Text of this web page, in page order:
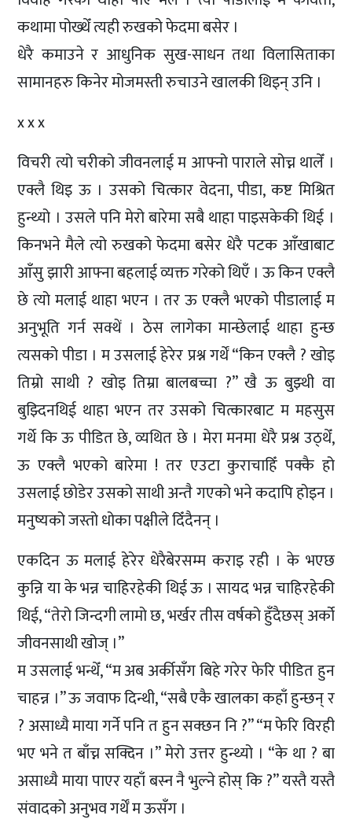
कथामा पोख्थेँ त्यही रुखको फेदमा बसेर ।
धेरै कमाउने र आधुनिक सुख-साधन तथा विलासिताका
सामानहरु किनेर मोजमस्ती रुचाउने खालकी थिइन् उनि ।
x x x
विचरी त्यो चरीको जीवनलाई म आफ्नो पाराले सोच्न थालेँ ।
एक्लै थिइ ऊ । उसको चित्कार वेदना, पीडा, कष्ट मिश्रित
हुन्थ्यो । उसले पनि मेरो बारेमा सबै थाहा पाइसकेकी थिई ।
किनभने मैले त्यो रुखको फेदमा बसेर धेरै पटक आँखाबाट
आँसु झारी आफ्ना बहलाई व्यक्त गरेको थिएँ । ऊ किन एक्लै
छे त्यो मलाई थाहा भएन । तर ऊ एक्लै भएको पीडालाई म
अनुभूति गर्न सक्थें । ठेस लागेका मान्छेलाई थाहा हुन्छ
त्यसको पीडा । म उसलाई हेरेर प्रश्न गर्थें “किन एक्लै ? खोइ
तिम्रो साथी ? खोइ तिम्रा बालबच्चा ?” खै ऊ बुझ्थी वा
बुझ्दिनथिई थाहा भएन तर उसको चित्कारबाट म महसुस
गर्थे कि ऊ पीडित छे, व्यथित छे । मेरा मनमा धेरै प्रश्न उठ्थेँ,
ऊ एक्लै भएको बारेमा ! तर एउटा कुराचाहिँ पक्कै हो
उसलाई छोडेर उसको साथी अन्तै गएको भने कदापि होइन ।
मनुष्यको जस्तो धोका पक्षीले दिँदैनन् ।
एकदिन ऊ मलाई हेरेर धेरैबेरसम्म कराइ रही । के भएछ
कुन्नि या के भन्न चाहिरहेकी थिई ऊ । सायद भन्न चाहिरहेकी
थिई, “तेरो जिन्दगी लामो छ, भर्खर तीस वर्षको हुँदैछस् अर्को
जीवनसाथी खोज् ।”
म उसलाई भन्थेँ, “म अब अर्कीसँग बिहे गरेर फेरि पीडित हुन
चाहन्न ।” ऊ जवाफ दिन्थी, “सबै एकै खालका कहाँ हुन्छन् र
? असाध्यै माया गर्ने पनि त हुन सक्छन नि ?” “म फेरि विरही
भए भने त बाँच्न सक्दिन ।” मेरो उत्तर हुन्थ्यो । “के था ? बा
असाध्यै माया पाएर यहाँ बस्न नै भुल्ने होस् कि ?” यस्तै यस्तै
संवादको अनुभव गर्थेँ म ऊसँग ।